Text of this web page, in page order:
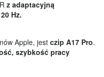
z adaptacyjną
Hz.
Apple, jestczip A17 Pro.
szybkość pracy